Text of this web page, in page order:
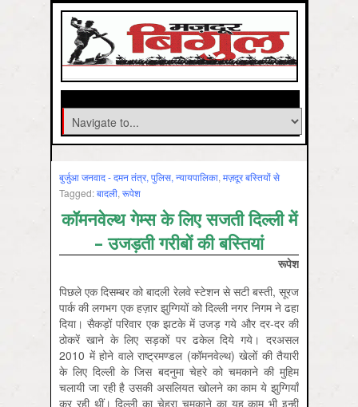
बुर्जुआ जनवाद - दमन तंत्र, पुलिस, न्‍यायपालिका, मज़दूर बस्तियों से
Tagged:बादली, रूपेश
कॉमनवेल्‍थ गेम्‍स के लिए सजती दिल्‍ली में
– उजड़ती गरीबों की बस्तियां
रूपेश
पिछले एक दिसम्बर को बादली रेलवे स्टेशन से सटी बस्ती, सूरज
पार्क की लगभग एक हज़ार झुग्गियों को दिल्ली नगर निगम ने ढहा
दिया। सैकड़ों परिवार एक झटके में उजड़ गये और दर-दर की
ठोकरें खाने के लिए सड़कों पर ढकेल दिये गये। दरअसल
2010 में होने वाले राष्ट्रमण्डल (कॉमनवेल्थ) खेलों की तैयारी
के लिए दिल्ली के जिस बदनुमा चेहरे को चमकाने की मुहिम
चलायी जा रही है उसकी असलियत खोलने का काम ये झुग्गियाँ
कर रही थीं। दिल्ली का चेहरा चमकाने का यह काम भी इन्हीं